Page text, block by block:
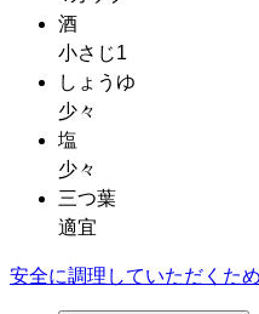
酒
小さじ1
しょうゆ
少々
塩
少々
三つ葉
適宜
安全に調理していただくた